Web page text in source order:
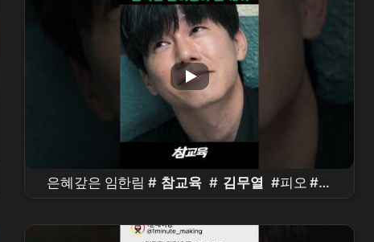
은혜갚은 임한림 # 참교육 # 김무열 #피오 #표
지훈 # 진기주 #웹 드라마 #kdrama